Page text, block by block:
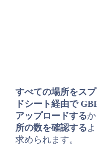
すべての場所をス
ドシート経由で
アップロードする
所の数を確認する
求められます。